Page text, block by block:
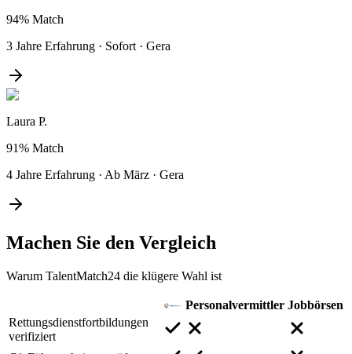
94% Match
3 Jahre Erfahrung · Sofort · Gera
Laura P.
91% Match
4 Jahre Erfahrung · Ab März · Gera
Machen Sie den Vergleich
Warum TalentMatch24 die klügere Wahl ist
Personalvermittler Jobbörsen
Rettungsdienstfortbildungen
verifiziert